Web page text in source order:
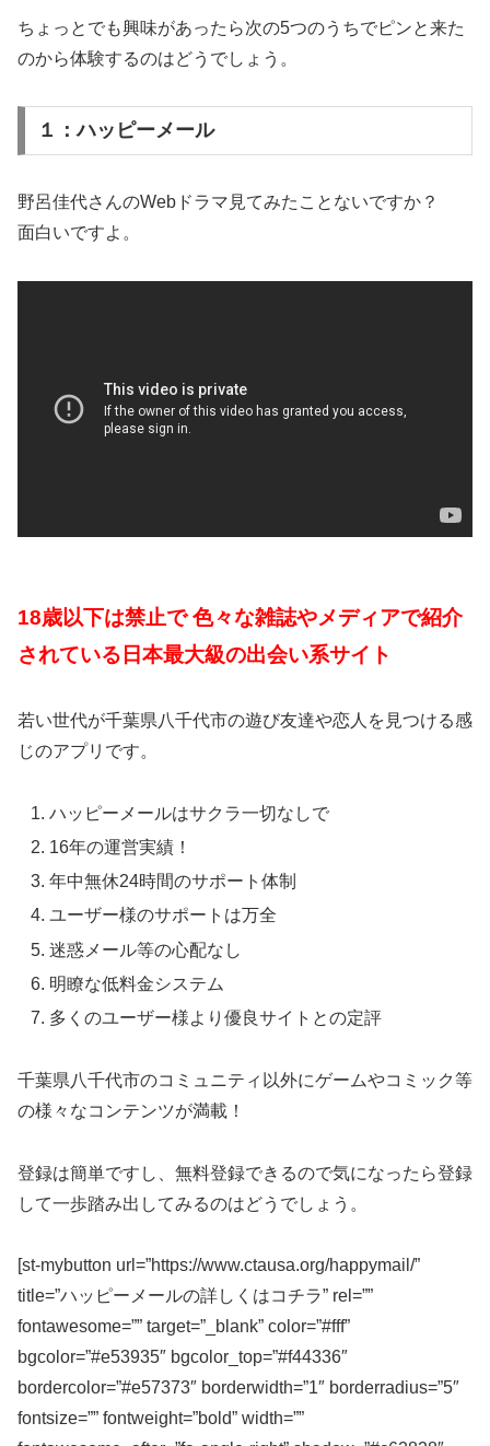
ちょっとでも興味があったら次の5つのうちでピンと来た
のから体験するのはどうでしょう。
１：ハッピーメール
野呂佳代さんのWebドラマ見てみたことないですか？
面白いですよ。
18歳以下は禁止で 色々な雑誌やメディアで紹介
されている日本最大級の出会い系サイト
若い世代が千葉県八千代市の遊び友達や恋人を見つける感
じのアプリです。
ハッピーメールはサクラ一切なしで
16年の運営実績！
年中無休24時間のサポート体制
ユーザー様のサポートは万全
迷惑メール等の心配なし
明瞭な低料金システム
多くのユーザー様より優良サイトとの定評
千葉県八千代市のコミュニティ以外にゲームやコミック等
の様々なコンテンツが満載！
登録は簡単ですし、無料登録できるので気になったら登録
して一歩踏み出してみるのはどうでしょう。
[st-mybutton url=”https://www.ctausa.org/happymail/”
title=”ハッピーメールの詳しくはコチラ” rel=””
fontawesome=”” target=”_blank” color=”#fff”
bgcolor=”#e53935″ bgcolor_top=”#f44336″
bordercolor=”#e57373″ borderwidth=”1″ borderradius=”5″
fontsize=”” fontweight=”bold” width=””